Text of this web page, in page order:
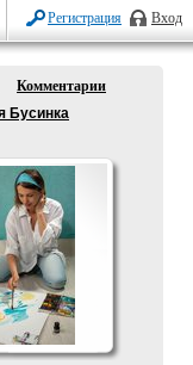
Регистрация Вход
Комментарии
Бусинка